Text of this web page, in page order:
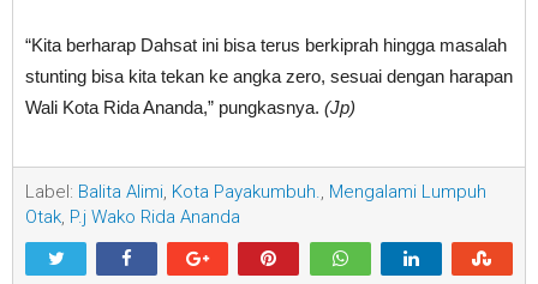
“Kita berharap Dahsat ini bisa terus berkiprah hingga masalah
stunting bisa kita tekan ke angka zero, sesuai dengan harapan
Wali Kota Rida Ananda,” pungkasnya. (Jp)
Label: Balita Alimi, Kota Payakumbuh., Mengalami Lumpuh
Otak, P.j Wako Rida Ananda